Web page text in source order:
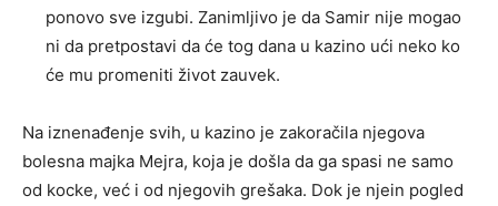
ponovo sve izgubi. Zanimljivo je da Samir nije mogao
ni da pretpostavi da će tog dana u kazino ući neko ko
će mu promeniti život zauvek.
Na iznenađenje svih, u kazino je zakoračila njegova
bolesna majka Mejra, koja je došla da ga spasi ne samo
od kocke, već i od njegovih grešaka. Dok je njein pogled